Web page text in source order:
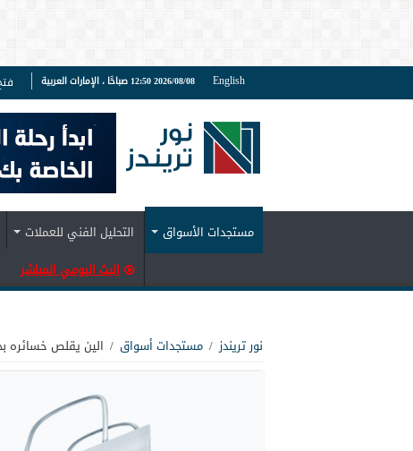
English 2026/08/08 12:50 صباحًا ، الإمارات العربية
مستجدات الأسواق التحليل الفني للعملات
البث اليومي المباشر
نور تريندز / مستجدات أسواق / الين يقلص خسائره